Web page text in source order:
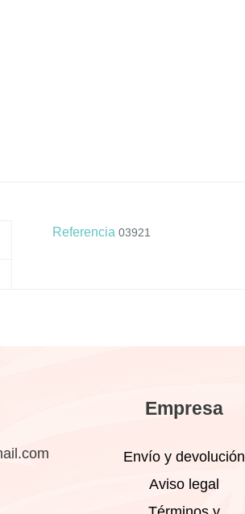
Referencia 03921
Empresa
Envío y devolución
Aviso legal